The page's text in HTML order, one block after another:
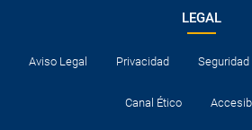
LEGAL
Aviso Legal Privacidad Seguridad
Canal Ético